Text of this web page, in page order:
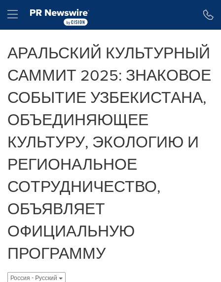
Hamburger menu
АРАЛЬСКИЙ КУЛЬТУРНЫЙ
САММИТ 2025: ЗНАКОВОЕ
СОБЫТИЕ УЗБЕКИСТАНА,
ОБЪЕДИНЯЮЩЕЕ
КУЛЬТУРУ, ЭКОЛОГИЮ И
РЕГИОНАЛЬНОЕ
СОТРУДНИЧЕСТВО,
ОБЪЯВЛЯЕТ
ОФИЦИАЛЬНУЮ
ПРОГРАММУ
Россия - Pусский